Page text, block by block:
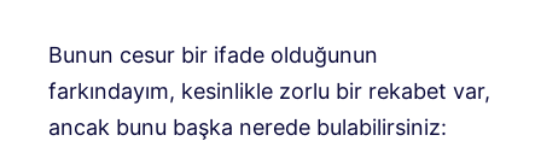
Bunun cesur bir ifade olduğunun
farkındayım, kesinlikle zorlu bir rekabet var,
ancak bunu başka nerede bulabilirsiniz: